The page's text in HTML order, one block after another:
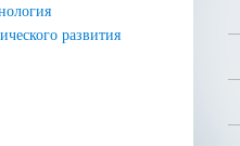
развития